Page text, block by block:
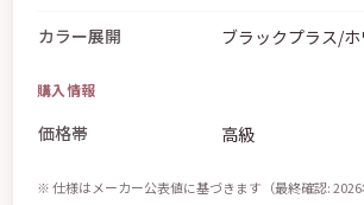
カラー展開 ブラックプラス/
購入情報
価格帯 高級
※ 仕様はメーカー公表値に基づきます（最終確認: 2026